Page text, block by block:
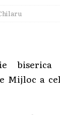
biserica
Mijloc a